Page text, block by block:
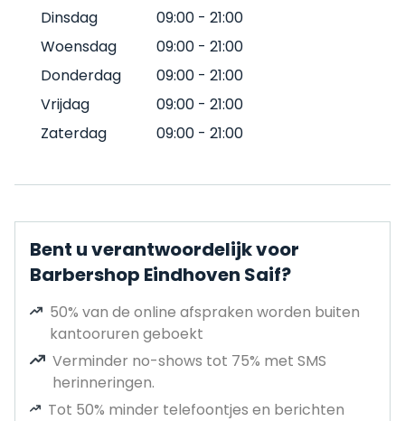
Dinsdag
09:00 - 21:00
Woensdag
09:00 - 21:00
Donderdag
09:00 - 21:00
Vrijdag
09:00 - 21:00
Zaterdag
09:00 - 21:00
Bent u verantwoordelijk voor
Barbershop Eindhoven Saif?
50% van de online afspraken worden buiten
kantooruren geboekt
Verminder no-shows tot 75% met SMS
herinneringen.
Tot 50% minder telefoontjes en berichten